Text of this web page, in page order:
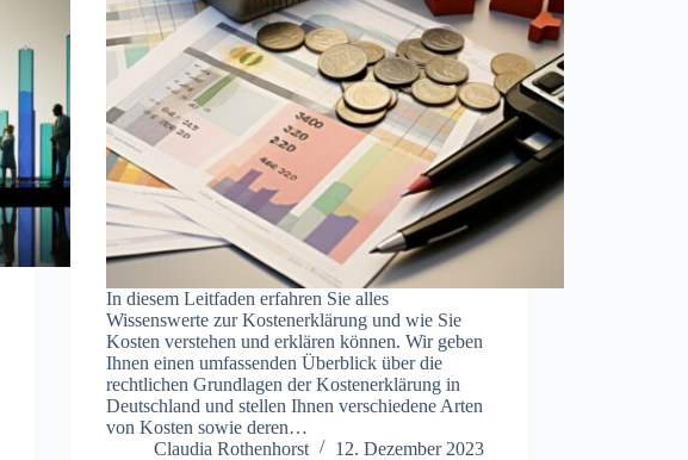
In diesem Leitfaden erfahren Sie alles
Wissenswerte zur Kostenerklärung und wie Sie
Kosten verstehen und erklären können. Wir geben
Ihnen einen umfassenden Überblick über die
rechtlichen Grundlagen der Kostenerklärung in
Deutschland und stellen Ihnen verschiedene Arten
von Kosten sowie deren…
Claudia Rothenhorst
12. Dezember 2023